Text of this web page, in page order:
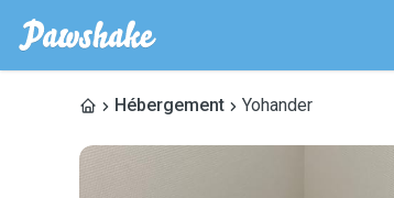
Hébergement Yohander